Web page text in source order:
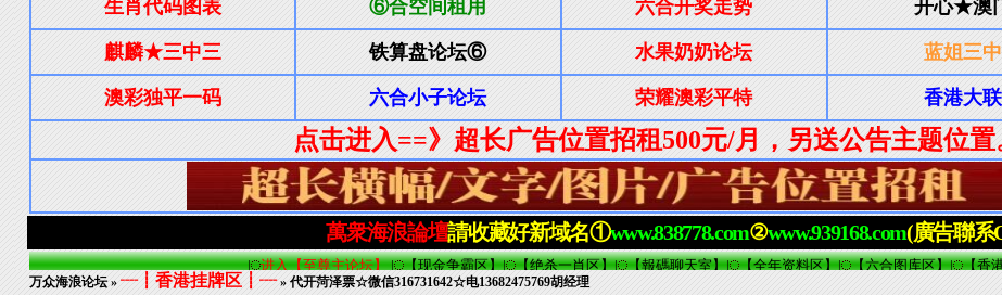
万众海浪论坛» ┈┋香港挂牌区┋┈» 代开菏泽票☆微信316731642☆电13682475769胡经理